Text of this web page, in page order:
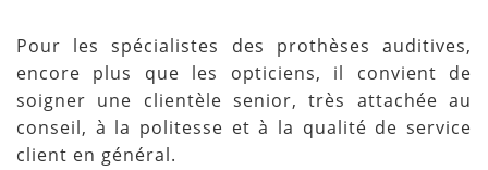
Pour les spécialistes des prothèses auditives,
encore plus que les opticiens, il convient de
soigner une clientèle senior, très attachée au
conseil, à la politesse et à la qualité de service
client en général.